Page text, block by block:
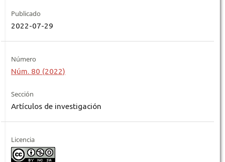
Publicado
2022-07-29
Número
Núm. 80 (2022)
Sección
Artículos de investigación
Licencia